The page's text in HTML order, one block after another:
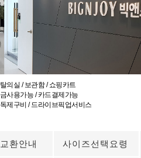
의실 / 보관함 / 쇼핑카트
사용가능 / 카드결제가능
제구비 / 드라이브픽업서비스
환안내 사이즈선택요령